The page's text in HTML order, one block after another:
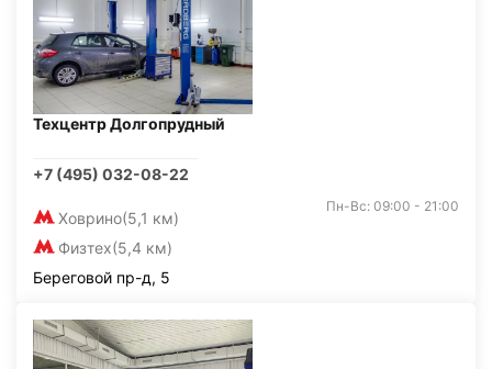
Техцентр Долгопрудный
+7 (495) 032-08-22
Ховрино(5,1 км)
Физтех(5,4 км)
Пн-Вс: 09:00 - 21:00
Береговой пр-д, 5